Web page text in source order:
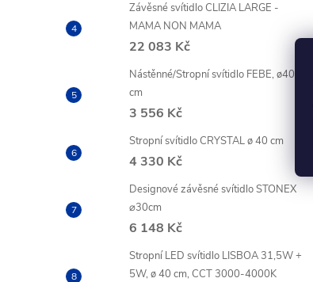
Závěsné svítidlo CLIZIA LARGE -
MAMA NON MAMA
22 083 Kč
Nástěnné/Stropní svítidlo FEBE, ø40
cm
3 556 Kč
Stropní svítidlo CRYSTAL ø 40 cm
4 330 Kč
Designové závěsné svítidlo STONEX
⌀30cm
6 148 Kč
Stropní LED svítidlo LISBOA 31,5W +
5W, ø 40 cm, CCT 3000-4000K
(40 W) / 470 lm
DO KOŠÍKU
LED žárovka Filament Mini
Globe / E14 / 5,9 W (60 W) /
806 lm / neutrální bílá
61,98 Kč bez DPH
75 Kč DO KOŠÍKU